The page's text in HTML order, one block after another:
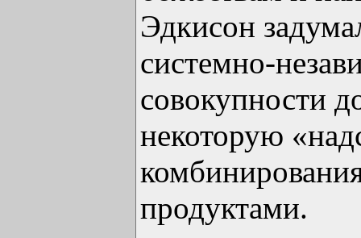
Эдкисон
системно-
совокупности
некоторую
продуктами.